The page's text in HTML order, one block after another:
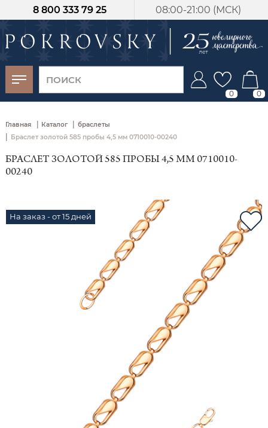
08:00-21:00 (МСК)
8 800 333 79 25
0 0
Главная | Каталог | браслеты
| Браслет золотой 585 пробы 4,5 мм 0710010-00240
БРАСЛЕТ ЗОЛОТОЙ 585 ПРОБЫ 4,5 ММ 0710010-
00240
На заказ - от 15 дней
-30%
от 15 дней с
момента оплаты